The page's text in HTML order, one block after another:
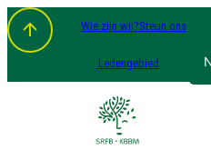
Spring
naar
de
inhoud
Wie zijn wij?Steun ons
Ledengebied